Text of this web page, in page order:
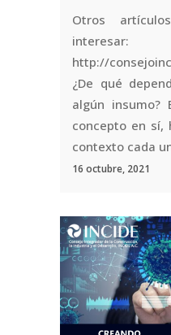
Otros
interesar:
http://
¿De qué
algún insumo?
concepto en sí,
contexto cada
16 octubre, 2021